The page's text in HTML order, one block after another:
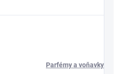
Parfémy a voňavky